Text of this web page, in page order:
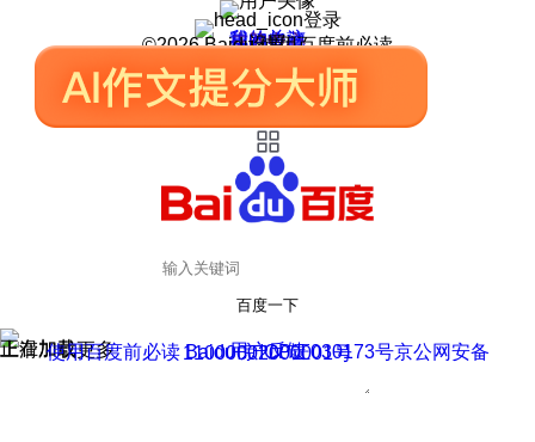
登录
我的关注
我的收藏
皮肤中心
用户反馈
设置
©2026 Baidu 使用百度前必读
百度一下
正在加载
上滑加载更多 用户反馈
使用百度前必读 Baidu 京ICP证030173号
京公网安备11000002000001号